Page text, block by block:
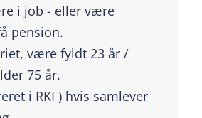
i job - eller være
pension.
være fyldt 23 år /
75 år.
i RKI ) hvis samlever